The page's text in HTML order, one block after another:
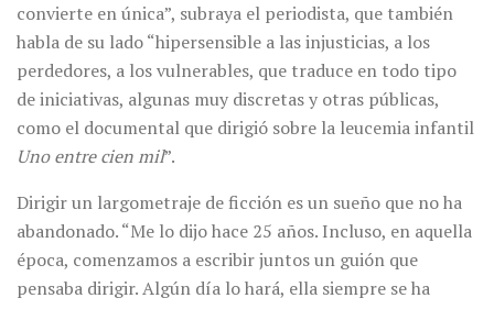
convierte en única”, subraya el periodista, que también
habla de su lado “hipersensible a las injusticias, a los
perdedores, a los vulnerables, que traduce en todo tipo
de iniciativas, algunas muy discretas y otras públicas,
como el documental que dirigió sobre la leucemia infantil
Uno entre cien mil”.
Dirigir un largometraje de ficción es un sueño que no ha
abandonado. “Me lo dijo hace 25 años. Incluso, en aquella
época, comenzamos a escribir juntos un guión que
pensaba dirigir. Algún día lo hará, ella siempre se ha